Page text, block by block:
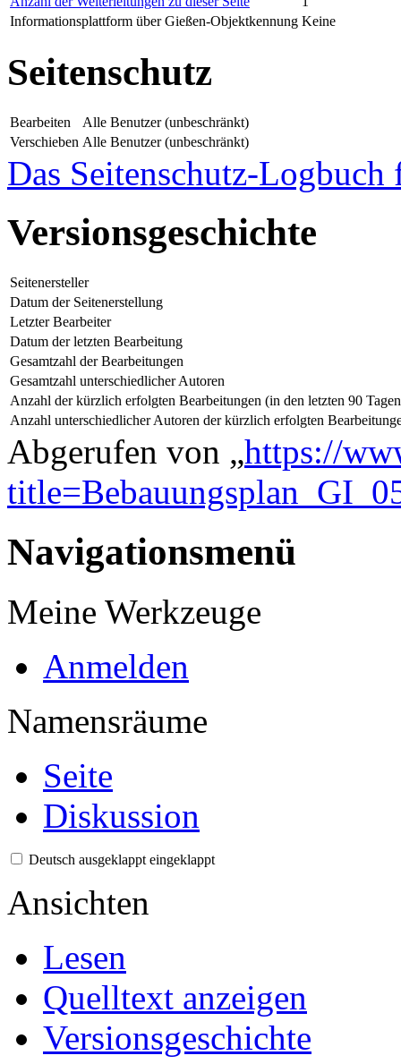
Informationsplattform über Gießen-Objektkennung Keine
Seitenschutz
Bearbeiten
Alle Benutzer (unbeschränkt)
Verschieben Alle Benutzer (unbeschränkt)
Das Seitenschutz-Logbuch
Versionsgeschichte
Seitenersteller
Datum der Seitenerstellung
Letzter Bearbeiter
Datum der letzten Bearbeitung
Gesamtzahl der Bearbeitungen
Gesamtzahl unterschiedlicher Autoren
Anzahl der kürzlich erfolgten Bearbeitungen (in den letzten 90
Anzahl unterschiedlicher Autoren der kürzlich erfolgten
Abgerufen von „https://
Navigationsmenü
Meine Werkzeuge
Anmelden
Namensräume
Seite
Diskussion
Deutsch ausgeklappt eingeklappt
Ansichten
Lesen
Quelltext anzeigen
Versionsgeschichte